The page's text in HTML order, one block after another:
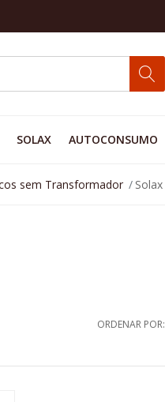
SOLAX AUTOCONSUMO
sem Transformador Solax
ORDENAR POR: